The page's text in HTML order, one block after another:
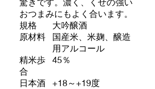
おつまみにもよく合います。
規格
大吟醸酒
原材料
国産米、米麹、醸造
用アルコール
精米歩
合
45％
日本酒
+18～+19度